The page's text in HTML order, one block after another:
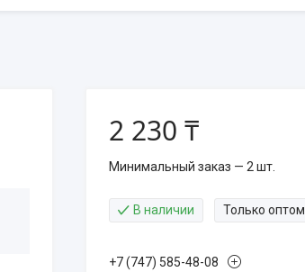
2 230 ₸
Минимальный заказ — 2 шт.
В наличии Только оптом
+7 (747) 585-48-08